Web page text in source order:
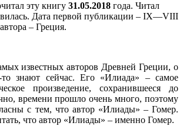
эту книгу 31.05.2018 года. Читал
Дата первой публикации – IX—VIII
– Греция.
известных авторов Древней Греции, о
то знают сейчас. Его «Илиада» – самое
произведение, сохранившееся до
времени прошло очень много, поэтому
с тем, что автор «Илиады» – Гомер.
что автор «Илиады» – именно Гомер.